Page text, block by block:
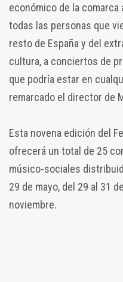
económico de la comarca
todas las personas que
resto de España y del
cultura, a conciertos de
que podría estar en
remarcado el director de
Esta novena edición del
ofrecerá un total de 25
músico-sociales
29 de mayo, del 29 al 31
noviembre.